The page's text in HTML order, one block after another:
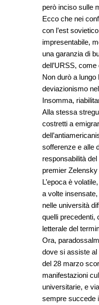
però inciso sulle
Ecco che nei
con l’est
impresentabile,
una garanzia di
dell’URSS,
Non durò a
deviazionismo
Insomma,
Alla stessa
costretti a
sofferenze e alle
responsabilità
premier
L’epoca è
a volte
nelle università
quelli precedenti,
letterale del
Ora,
dove si assiste al
del 28 marzo
manifestazioni
universitarie, e
sempre succede